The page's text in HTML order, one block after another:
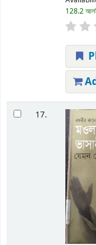
128.2
17.